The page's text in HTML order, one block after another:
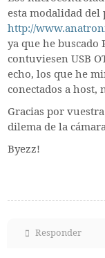
esta modalidad
http://
ya que he buscado
contuviesen USB
echo, los que he
conectados a host,
Gracias por
dilema de la
Byezz!
Responder